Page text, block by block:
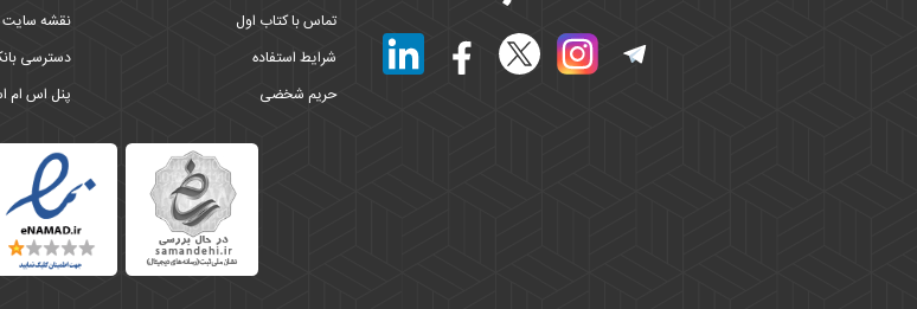
تماس با کتاب اول
شرایط استفاده
حریم شخضی
نقشه سایت
دسترسی
پنل اس ام